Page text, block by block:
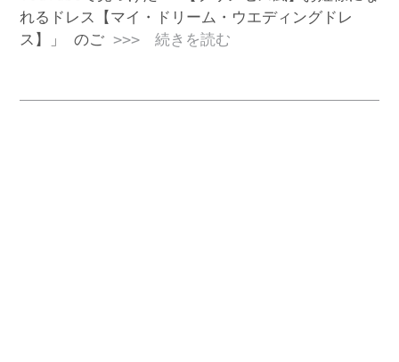
れるドレス【マイ・ドリーム・ウエディングドレ
ス】」 のご >>> 続きを読む